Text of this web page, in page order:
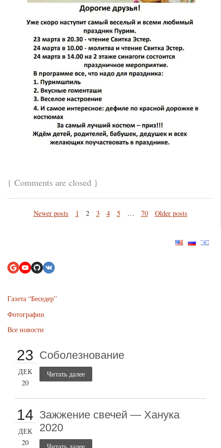
{ Comments are closed }
Newer posts 1 2 3 4 5 … 70 Older posts
Газета “Беседер”
Фотографии
Все новости
23
ДЕК
20
Соболезнование
Читать далее
14
ДЕК
20
Зажжение свечей — Ханука
2020